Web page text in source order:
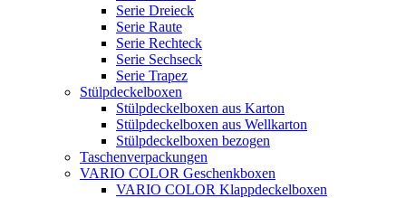
Serie Dreieck
Serie Raute
Serie Rechteck
Serie Sechseck
Serie Trapez
Stülpdeckelboxen
Stülpdeckelboxen aus Karton
Stülpdeckelboxen aus Wellkarton
Stülpdeckelboxen bezogen
Taschenverpackungen
VARIO COLOR Geschenkboxen
VARIO COLOR Klappdeckelboxen